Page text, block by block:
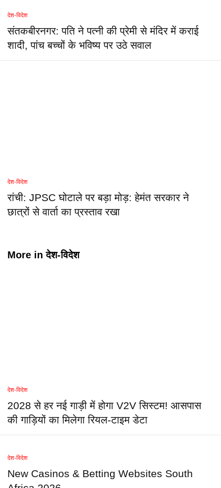
देश-विदेश
संतकबीरनगर: पति ने पत्नी की प्रेमी से मंदिर में कराई
शादी, पांच बच्चों के भविष्य पर उठे सवाल
देश-विदेश
रांची: JPSC घोटाले पर बड़ा मोड़: हेमंत सरकार ने
छात्रों से वार्ता का प्रस्ताव रखा
More inदेश-विदेश
देश-विदेश
2028 से हर नई गाड़ी में होगा V2V सिस्टम! आसपास
की गाड़ियों का मिलेगा रियल-टाइम डेटा
देश-विदेश
New Casinos & Betting Websites South